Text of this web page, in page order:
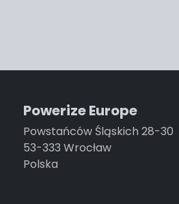
Powerize Europe
Powstańców Śląskich 28-30
53-333 Wrocław
Polska